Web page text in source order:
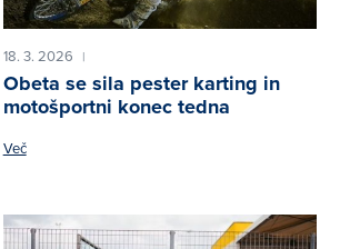
18. 3. 2026 |
Obeta se sila pester karting in
motošportni konec tedna
Več